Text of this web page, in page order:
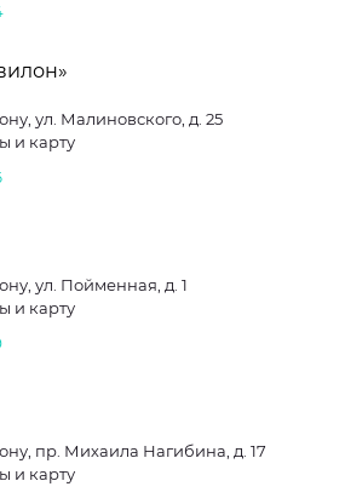
ул. Малиновского, д. 25
и карту
ул. Пойменная, д. 1
и карту
пр. Михаила Нагибина, д. 17
и карту